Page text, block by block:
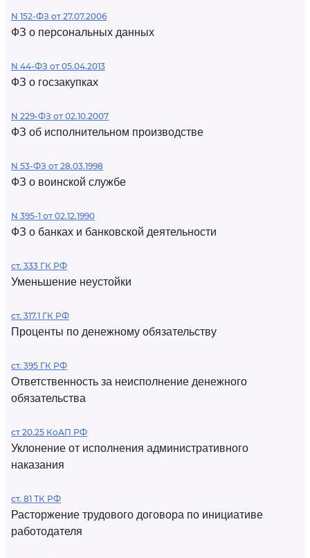
N 152-ФЗ от 27.07.2006
ФЗ о персональных данных
N 44-ФЗ от 05.04.2013
ФЗ о госзакупках
N 229-ФЗ от 02.10.2007
ФЗ об исполнительном производстве
N 53-ФЗ от 28.03.1998
ФЗ о воинской службе
N 395-1 от 02.12.1990
ФЗ о банках и банковской деятельности
ст. 333 ГК РФ
Уменьшение неустойки
ст. 317.1 ГК РФ
Проценты по денежному обязательству
ст. 395 ГК РФ
Ответственность за неисполнение денежного
обязательства
ст 20.25 КоАП РФ
Уклонение от исполнения административного
наказания
ст. 81 ТК РФ
Расторжение трудового договора по инициативе
работодателя